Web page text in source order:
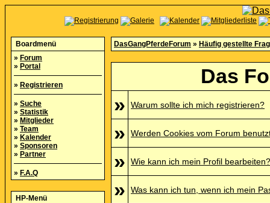
Boardmenü
» Forum
» Portal
» Registrieren
» Suche
» Statistik
» Mitglieder
» Team
» Kalender
» Sponsoren
» Partner
» F.A.Q
HP-Menü
DasGangPferdeForum » Häufig gestellte
Das
»
Warum sollte ich mich registrieren?
» Werden Cookies vom Forum
» Wie kann ich mein Profil bearbeiten?
» Was kann ich tun, wenn ich mein